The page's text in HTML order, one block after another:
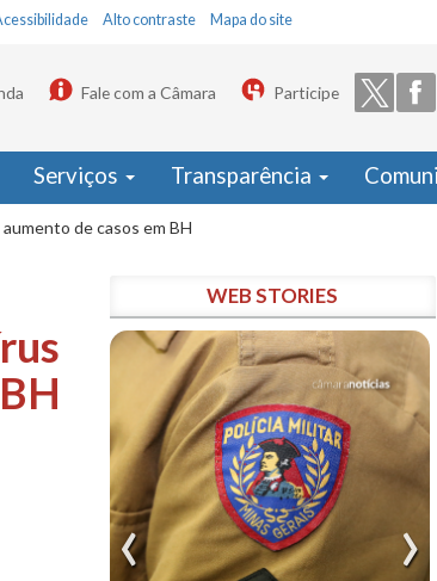
Alto contraste Mapa do site
Fale com a Câmara Participe
Serviços Transparência
de casos em BH
WEB STORIES